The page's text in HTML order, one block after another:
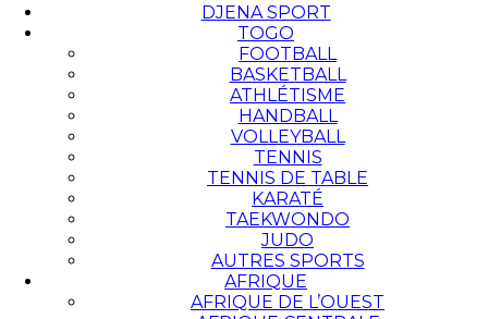
DJENA SPORT
TOGO
FOOTBALL
BASKETBALL
ATHLÉTISME
HANDBALL
VOLLEYBALL
TENNIS
TENNIS DE TABLE
KARATÉ
TAEKWONDO
JUDO
AUTRES SPORTS
AFRIQUE
AFRIQUE DE L’OUEST